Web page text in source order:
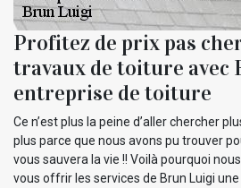
Profitez de prix pas
travaux de toiture avec
entreprise de toiture
Ce n’est plus la peine d’aller chercher
plus parce que nous avons pu trouver
vous sauvera la vie !! Voilà pourquoi
vous offrir les services de Brun Luigi